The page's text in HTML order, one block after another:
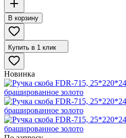
В корзину
Купить в 1 клик
Новинка